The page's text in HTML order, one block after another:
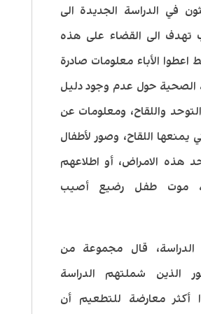
في الدراسة الجديدة الى
تهدف الى القضاء على هذه
اعطوا الأباء معلومات صادرة
حول عدم وجود دليل
واللقاح، ومعلومات عن
يمنعها اللقاح، وصور لأطفال
هذه الامراض، أو اطلاعهم
موت طفل رضيع أصيب
الدراسة، قال مجموعة من
الذين شملتهم الدراسة
أكثر معارضة للتطعيم أن